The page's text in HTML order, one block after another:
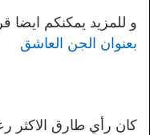
و للمزيد يمكنكم ايضا
بعنوان الجن العاشق
كان رأي طارق الاكثر